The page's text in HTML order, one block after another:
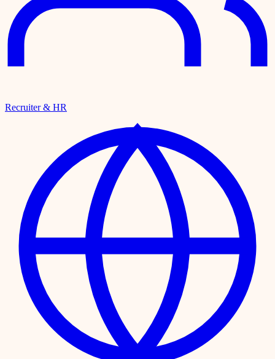
Recruiter & HR